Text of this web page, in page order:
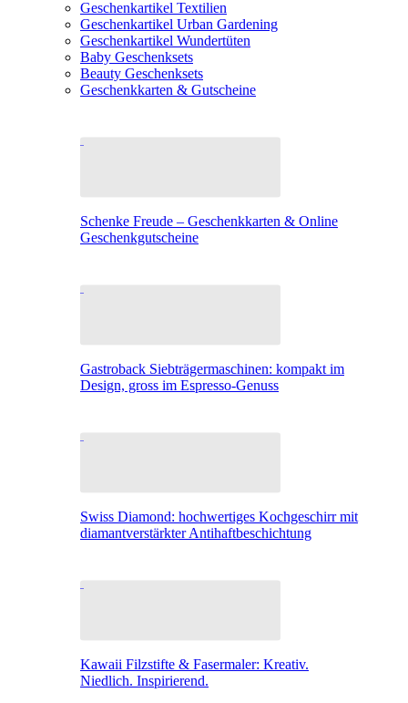
Geschenkartikel Textilien
Geschenkartikel Urban Gardening
Geschenkartikel Wundertüten
Baby Geschenksets
Beauty Geschenksets
Geschenkkarten & Gutscheine
Schenke Freude – Geschenkkarten & Online
Geschenkgutscheine
Gastroback Siebträgermaschinen: kompakt im
Design, gross im Espresso-Genuss
Swiss Diamond: hochwertiges Kochgeschirr mit
diamantverstärkter Antihaftbeschichtung
Kawaii Filzstifte & Fasermaler: Kreativ.
Niedlich. Inspirierend.